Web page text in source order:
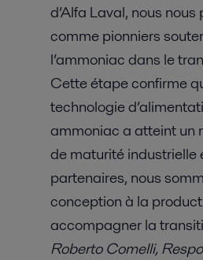
d’Alfa Laval, nous
comme pionniers
l’ammoniac dans le
Cette étape confirme
technologie
ammoniac a atteint un
de maturité industrielle
partenaires, nous
conception à la
accompagner la
Roberto Comelli,